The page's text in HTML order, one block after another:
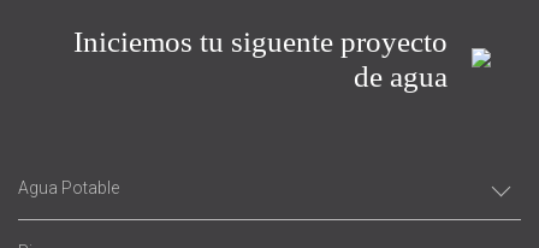
Iniciemos tu siguente proyecto
de agua
Agua Potable